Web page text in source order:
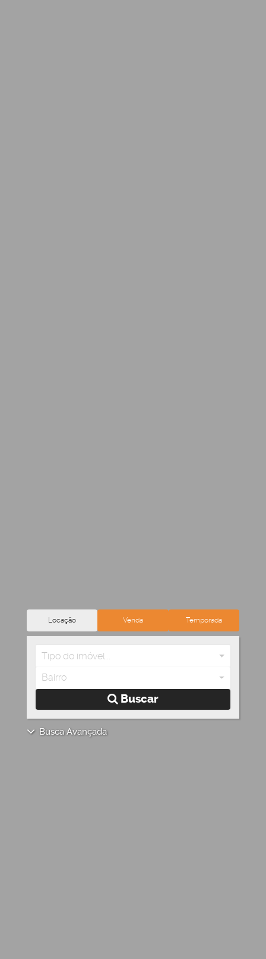
Locação Venda Temporada
Tipo do imóvel...
Bairro
Buscar
Busca Avançada